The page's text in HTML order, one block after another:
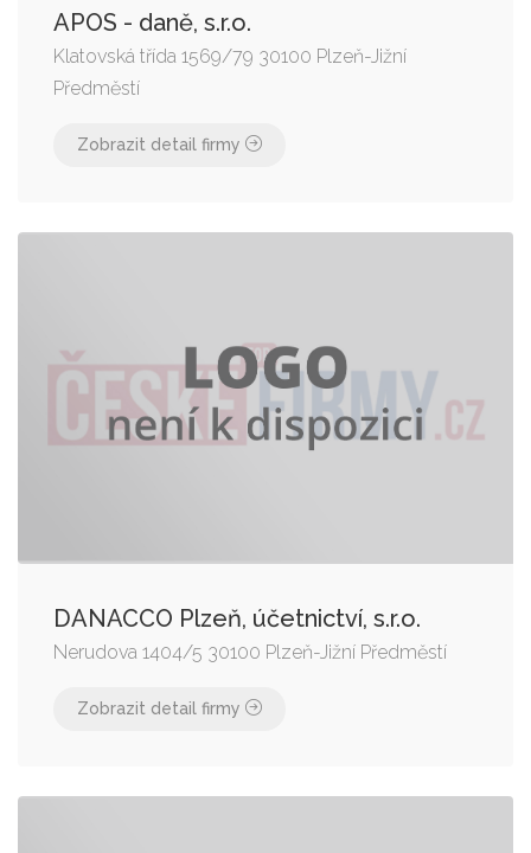
APOS - daně, s.r.o.
Klatovská třída 1569/79 30100 Plzeň-Jižní
Předměstí
Zobrazit detail firmy
DANACCO Plzeň, účetnictví, s.r.o.
Nerudova 1404/5 30100 Plzeň-Jižní Předměstí
Zobrazit detail firmy